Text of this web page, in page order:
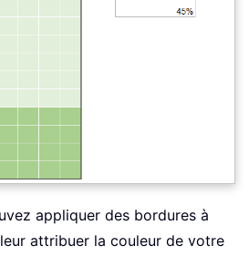
appliquer des bordures à
attribuer la couleur de votre